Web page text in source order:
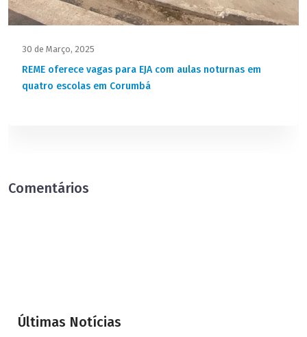
30 de Março, 2025
REME oferece vagas para EJA com aulas noturnas em
quatro escolas em Corumbá
Comentários
Últimas Notícias